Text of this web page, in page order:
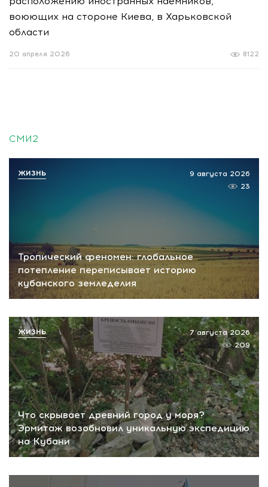
воюющих на стороне Киева, в Харьковской
области
8122
20 апреля 2026
СМИ2
Тропический феномен: глобальное
потепление переписывает историю
кубанского земледелия
9 августа 2026
23
ЖИЗНЬ
Что скрывает древний город у моря?
Эрмитаж возобновил уникальную экспедицию
на Кубани
7 августа 2026
209
ЖИЗНЬ